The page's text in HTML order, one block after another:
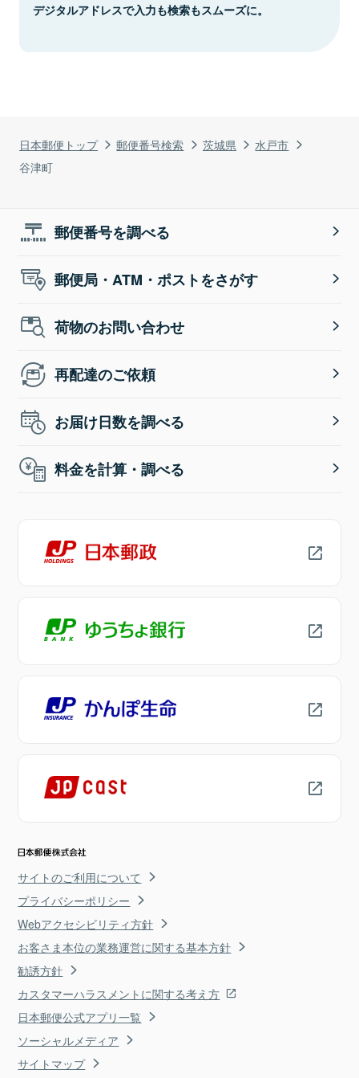
日本郵便トップ 郵便番号検索 茨城県
水戸市
谷津町
デジタルアドレスで入力も検索もスムーズに。
郵便番号を調べる
郵便局・ATM・ポストをさがす
荷物のお問い合わせ
再配達のご依頼
お届け日数を調べる
料金を計算・調べる
サイトのご利用について
プライバシーポリシー
Webアクセシビリティ方針
お客さま本位の業務運営に関する基本方針
勧誘方針
カスタマーハラスメントに関する考え方
日本郵便公式アプリ一覧
ソーシャルメディア
サイトマップ